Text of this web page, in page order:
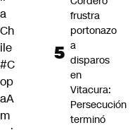
a
Ch
ile
#C
op
aA
m
frustra
portonazo
a
disparos
en
Vitacura:
Persecución
terminó